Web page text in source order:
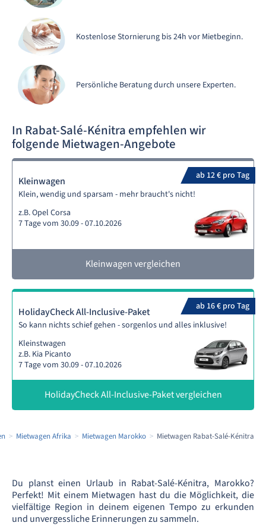
Kostenlose Stornierung bis 24h vor Mietbeginn.
Persönliche Beratung durch unsere Experten.
In Rabat-Salé-Kénitra empfehlen wir
folgende Mietwagen-Angebote
ab 12 € pro Tag
Kleinwagen
Klein, wendig und sparsam - mehr braucht's nicht!
z.B. Opel Corsa
7 Tage vom 30.09 - 07.10.2026
Kleinwagen vergleichen
ab 16 € pro Tag
HolidayCheck All-Inclusive-Paket
So kann nichts schief gehen - sorgenlos und alles inklusive!
Kleinstwagen
z.B. Kia Picanto
7 Tage vom 30.09 - 07.10.2026
HolidayCheck All-Inclusive-Paket vergleichen
Mietwagen Afrika Mietwagen Marokko Mietwagen Rabat-Salé-Kénitra
Du planst einen Urlaub in Rabat-Salé-Kénitra, Marokko?
Perfekt! Mit einem Mietwagen hast du die Möglichkeit, die
vielfältige Region in deinem eigenen Tempo zu erkunden
und unvergessliche Erinnerungen zu sammeln.